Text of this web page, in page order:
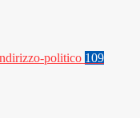
politico 109